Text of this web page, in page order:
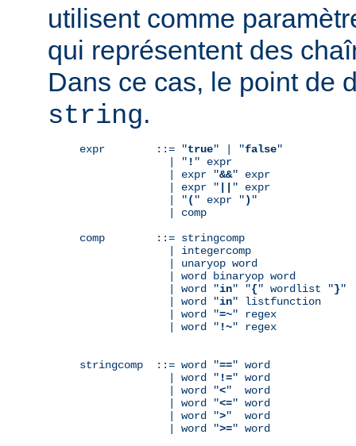
utilisent comme
qui représentent des
Dans ce cas, le point de
string.
expr        ::= "true" | "false"
              | "
! " expr
              | expr "
&&" expr
              | expr "
" expr
              | "
( " expr ") "
              | comp
comp        ::= stringcomp
              | integercomp
              | unaryop word
              | word binaryop word
              | word "
in" "{" wordlist "}"
              | word "
in" listfunction
              | word "
=~" regex
              | word "
!~" regex
stringcomp  ::= word "==" word
              | word "
!=" word
              | word "
<"  word
              | word "
<=" word
              | word "
>"  word
              | word "
>=" word